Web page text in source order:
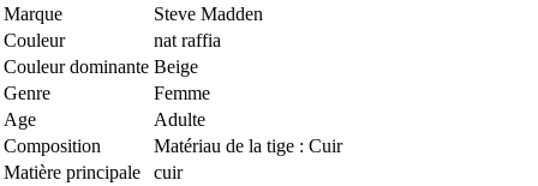
Marque
Steve Madden
Couleur
nat raffia
Couleur dominante Beige
Genre
Femme
Age
Adulte
Composition
Matériau de la tige : Cuir
Matière principale
cuir